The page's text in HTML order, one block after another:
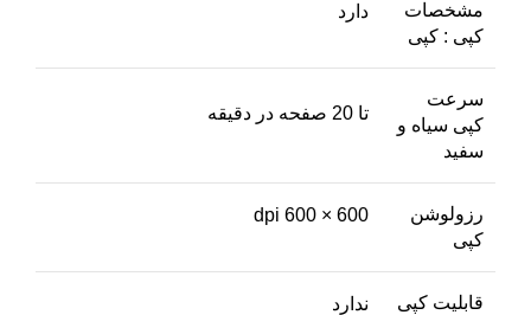
مشخصات
کپی : کپی
دارد
سرعت
کپی سیاه و
سفید
تا 20 صفحه در دقیقه
رزولوشن
کپی
600 × 600 dpi
قابلیت کپی
ندارد